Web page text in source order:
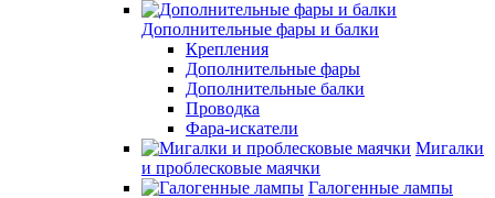
Дополнительные фары и балки
Крепления
Дополнительные фары
Дополнительные балки
Проводка
Фара-искатели
Мигалки
и проблесковые маячки
Галогенные лампы